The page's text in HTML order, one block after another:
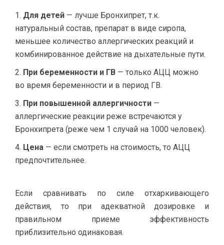
Для детей — лучше Бронхипрет, т.к.
натуральный состав, препарат в виде сиропа,
меньшее количество аллергических реакций и
комбинированное действие на дыхательные пути.
При беременности и ГВ — только АЦЦ можно
во время беременности и в период ГВ.
При повышенной аллергичности —
аллергические реакции реже встречаются у
Бронхипрета (реже чем 1 случай на 1000 человек).
Цена — если смотреть на стоимость, то АЦЦ
предпочтительнее.
Если сравнивать по силе отхаркивающего
действия, то при адекватной дозировке и
правильном приеме эффективность
приблизительно одинаковая.